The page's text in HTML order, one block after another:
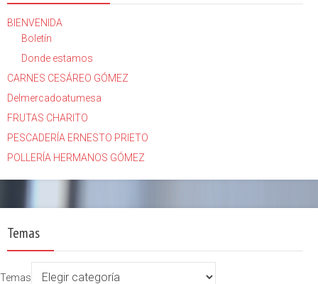
BIENVENIDA
Boletín
Donde estamos
CARNES CESÁREO GÓMEZ
Delmercadoatumesa
FRUTAS CHARITO
PESCADERÍA ERNESTO PRIETO
POLLERÍA HERMANOS GÓMEZ
Temas
Temas